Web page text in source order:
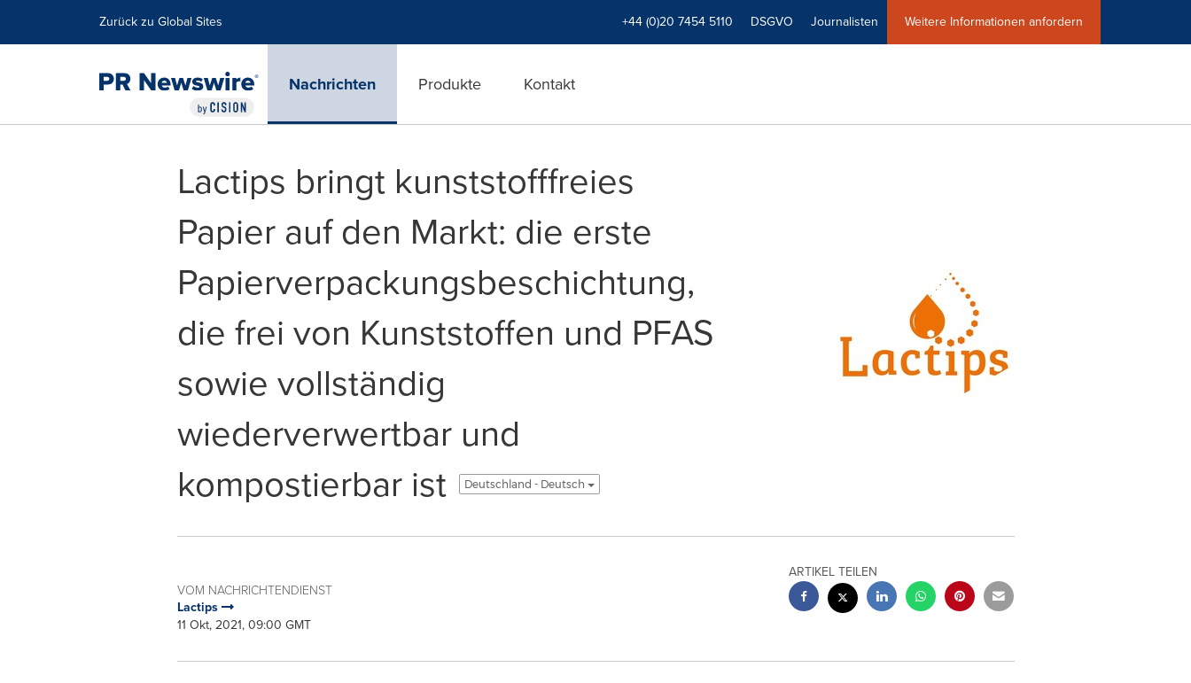
Zurück zu Global Sites +44 (0)20 7454 5110 DSGVO Journalisten Weitere Informationen anfordern
Nachrichten Produkte Kontakt
Lactips bringt kunststofffreies
Papier auf den Markt: die erste
Papierverpackungsbeschichtung,
die frei von Kunststoffen und PFAS
sowie vollständig
wiederverwertbar und
kompostierbar ist
Deutschland - Deutsch
VOM NACHRICHTENDIENST
Lactips
11 Okt, 2021, 09:00 GMT
ARTIKEL TEILEN